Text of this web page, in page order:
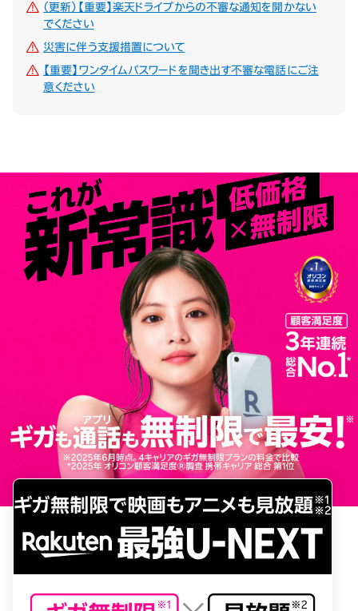
（更新）【重要】楽天ドライブからの不審な通知を開かない
でください
災害に伴う支援措置について
【重要】ワンタイムパスワードを聞き出す不審な電話にご注
意ください